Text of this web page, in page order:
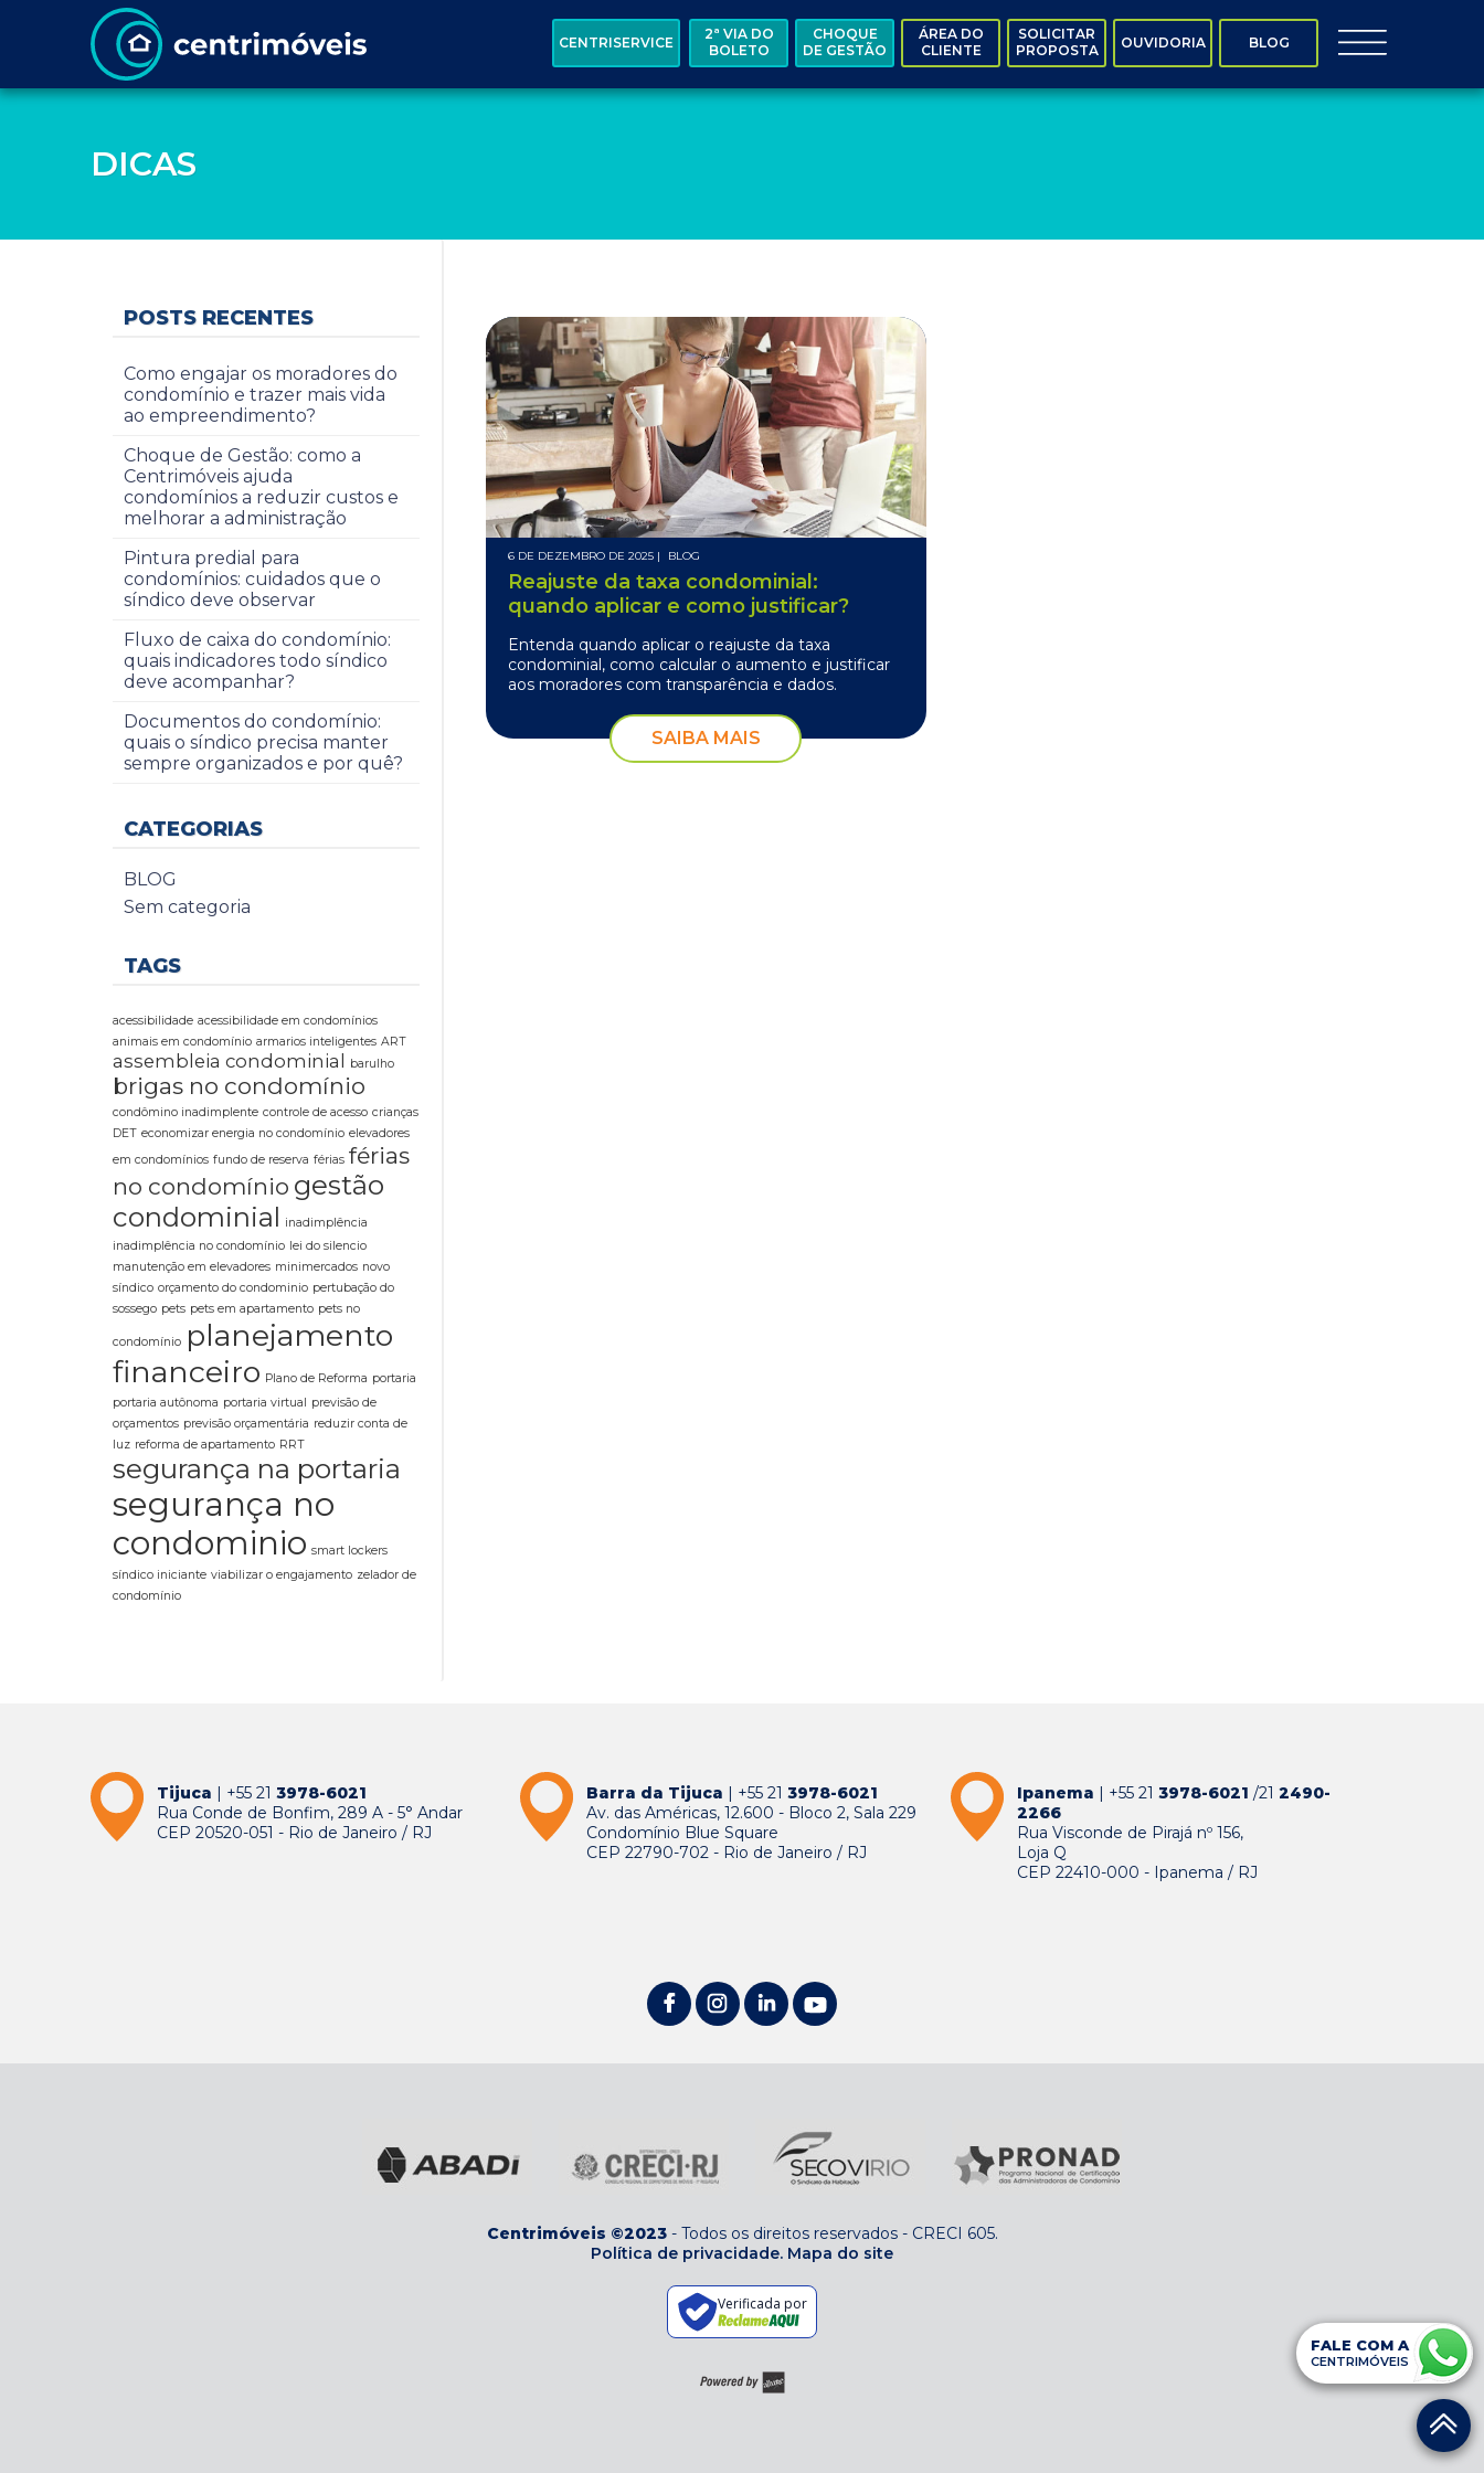
BLOG
OUVIDORIA
SOLICITAR
PROPOSTA
ÁREA DO
CLIENTE
CHOQUE
DE GESTÃO
2ª VIA DO
BOLETO
CENTRISERVICE
DICAS
6 DE DEZEMBRO DE 2025 | BLOG
Reajuste da taxa condominial:
quando aplicar e como justificar?
Entenda quando aplicar o reajuste da taxa
condominial, como calcular o aumento e justificar
aos moradores com transparência e dados.
SAIBA MAIS
POSTS RECENTES
Como engajar os moradores do
condomínio e trazer mais vida
ao empreendimento?
Choque de Gestão: como a
Centrimóveis ajuda
condomínios a reduzir custos e
melhorar a administração
Pintura predial para
condomínios: cuidados que o
síndico deve observar
Fluxo de caixa do condomínio:
quais indicadores todo síndico
deve acompanhar?
Documentos do condomínio:
quais o síndico precisa manter
sempre organizados e por quê?
CATEGORIAS
BLOG
Sem categoria
TAGS
acessibilidade acessibilidade em condomínios
animais em condomínio armarios inteligentes ART
assembleia condominial barulho
brigas no condomínio
condômino inadimplente controle de acesso crianças
DET economizar energia no condomínio elevadores
em condomínios fundo de reserva férias férias
no condomínio gestão
condominial inadimplência
inadimplência no condomínio lei do silencio
manutenção em elevadores minimercados novo
síndico orçamento do condominio pertubação do
sossego pets pets em apartamento pets no
condomínio planejamento
financeiro Plano de Reforma portaria
portaria autônoma portaria virtual previsão de
orçamentos previsão orçamentária reduzir conta de
luz reforma de apartamento RRT
segurança na portaria
segurança no
condominio smart lockers
síndico iniciante viabilizar o engajamento zelador de
condomínio
Tijuca | +55 21 3978-6021
Rua Conde de Bonfim, 289 A - 5° Andar
CEP 20520-051 - Rio de Janeiro / RJ
Barra da Tijuca | +55 213978-6021
Av. das Américas, 12.600 - Bloco 2, Sala 229
Condomínio Blue Square
CEP 22790-702 - Rio de Janeiro / RJ
Ipanema | +55 21 3978-6021 /21 2490-
2266
Rua Visconde de Pirajá nº 156,
Loja Q
CEP 22410-000 - Ipanema / RJ
Centrimóveis ©2023- Todos os direitos reservados- CRECI 605.
Política de privacidade. Mapa do site
Verificada por
FALE COM A
CENTRIMÓVEIS